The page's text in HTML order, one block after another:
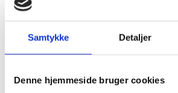
Samtykke Detaljer
Denne hjemmeside bruger cookies
Herre
Book en tid